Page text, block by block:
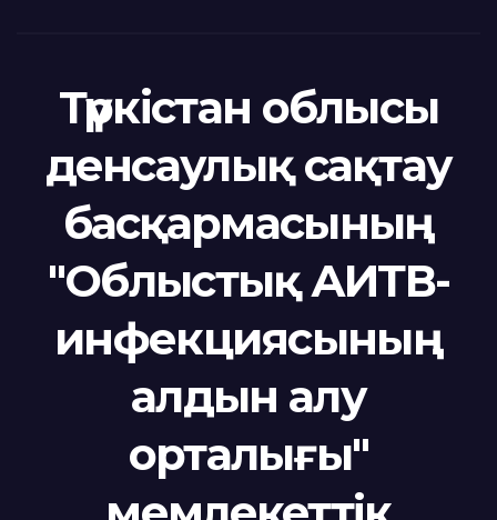
Түркістан облысы
денсаулық сақтау
басқармасының
"Облыстық АИТВ-
инфекциясының
алдын алу
орталығы"